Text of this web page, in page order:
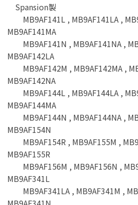
Spansion製
MB9AF141L , MB9AF141LA ,
MB9AF141MA
MB9AF141N , MB9AF141NA ,
MB9AF142LA
MB9AF142M , MB9AF142MA ,
MB9AF142NA
MB9AF144L , MB9AF144LA ,
MB9AF144MA
MB9AF144N , MB9AF144NA ,
MB9AF154N
MB9AF154R , MB9AF155M ,
MB9AF155R
MB9AF156M , MB9AF156N ,
MB9AF341L
MB9AF341LA , MB9AF341M ,